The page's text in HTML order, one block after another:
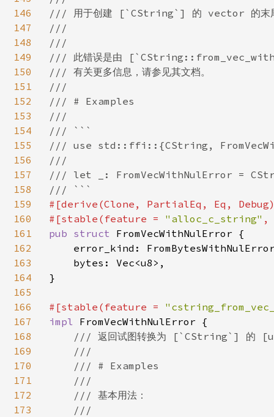
146
147
148
149
150
151
152
153
154
155
156
157
158
159
160
161
162
163
164
165
166
167
168
169
170
171
172
173
/// 用于创建 [`CString`] 的 vector 的末尾
///
///
/// 此错误是由
/// 有关更多信息，请参见其文档。
///
/// # Examples
///
/// ```
/// use std::ffi::{CString,
///
/// let _: FromVecWithNulError =
#[derive(Clone, PartialEq, Eq,
#[stable(feature = "alloc_c_string" ,
pub struct FromVecWithNulError {
error_kind:
    bytes: Vec<u8>,
}
#[stable(feature =
impl FromVecWithNulError {
/// 返回试图转换为 [`CString`] 的
    ///
    /// # Examples
    ///
    /// 基本用法：
    ///